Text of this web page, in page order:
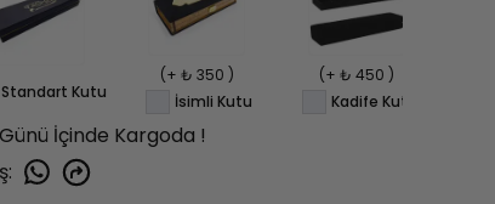
Standart Kutu
(+ ₺ 350 )
İsimli Kutu
(+ ₺ 450 )
Kadife Kutu
İçinde Kargoda !
: